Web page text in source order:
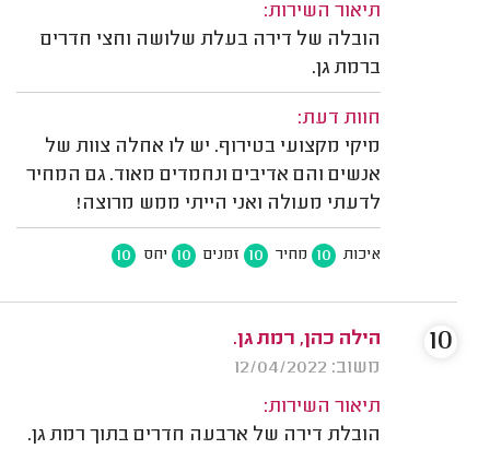
תיאור השירות:
הובלה של דירה בעלת שלושה וחצי חדרים
ברמת גן.
חוות דעת:
מיקי מקצועי בטירוף. יש לו אחלה צוות של
אנשים והם אדיבים ונחמדים מאוד. גם המחיר
לדעתי מעולה ואני הייתי ממש מרוצה!
איכות 10 מחיר 10 זמנים 10 יחס 10
הילה כהן, רמת גן.
משוב: 12/04/2022
תיאור השירות:
הובלת דירה של ארבעה חדרים בתוך רמת גן.
10